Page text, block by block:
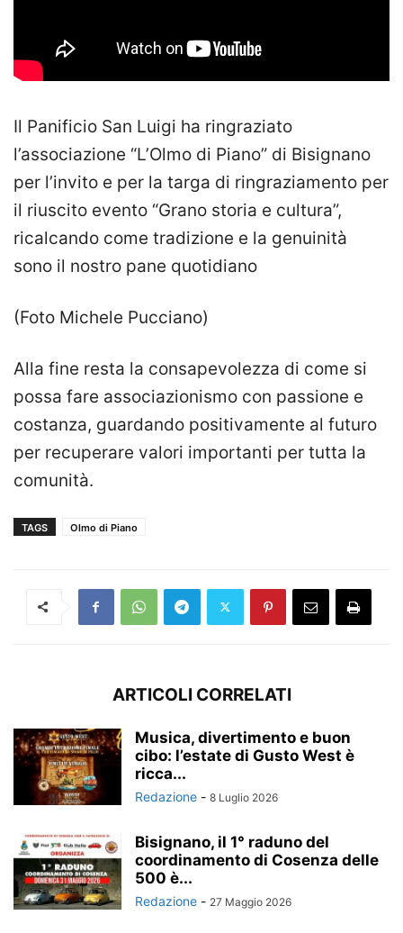
Il Panificio San Luigi ha ringraziato
l’associazione “L’Olmo di Piano” di Bisignano
per l’invito e per la targa di ringraziamento per
il riuscito evento “Grano storia e cultura”,
ricalcando come tradizione e la genuinità
sono il nostro pane quotidiano
(Foto Michele Pucciano)
Alla fine resta la consapevolezza di come si
possa fare associazionismo con passione e
costanza, guardando positivamente al futuro
per recuperare valori importanti per tutta la
comunità.
TAGS Olmo di Piano
ARTICOLI CORRELATI
Musica, divertimento e buon
cibo: l’estate di Gusto West è
ricca...
Redazione - 8 Luglio 2026
Bisignano, il 1° raduno del
coordinamento di Cosenza delle
500 è...
Redazione - 27 Maggio 2026